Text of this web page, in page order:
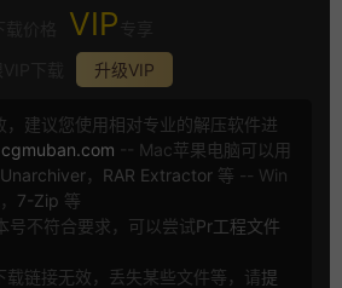
VIP
升级VIP
建议您使用相对专业的解压软件进
cgmuban.com -- Mac苹果电脑可以用
Unarchiver， RAR Extractor 等 -- Win
， 7-Zip 等
不符合要求，可以尝试Pr工程文件
链接无效，丢失某些文件等，请提